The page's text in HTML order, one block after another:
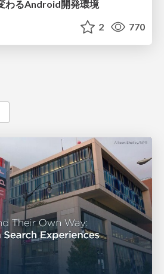
わるAndroid開発環境
2 770